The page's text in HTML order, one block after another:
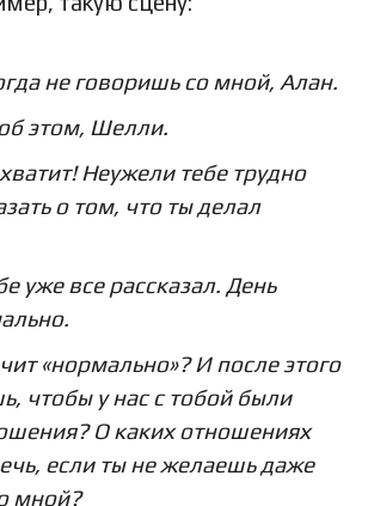
не говоришь со мной, Алан.
этом, Шелли.
Неужели тебе трудно
о том, что ты делал
уже все рассказал. День
«нормально»? И после этого
чтобы у нас с тобой были
О каких отношениях
если ты не желаешь даже
мной?